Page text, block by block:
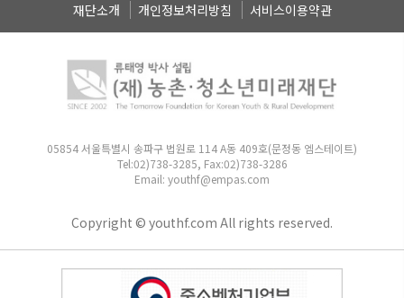
재단소개 개인정보처리방침 서비스이용약관
05854 서울특별시 송파구 법원로 114 A동 409호(문정동 엠스테이트)
Tel:02)738-3285, Fax:02)738-3286
Email: youthf@empas.com
Copyright © youthf.com All rights reserved.